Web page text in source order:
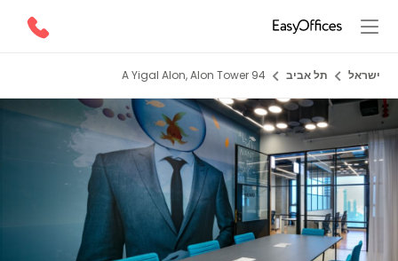
ישראל תל אביב 94 A Yigal Alon, Alon Tower